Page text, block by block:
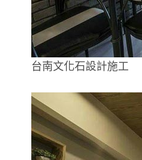
台南文化石設計施工